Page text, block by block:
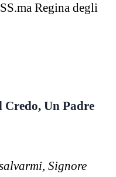
Regina degli
Credo, Un Padre
Signore